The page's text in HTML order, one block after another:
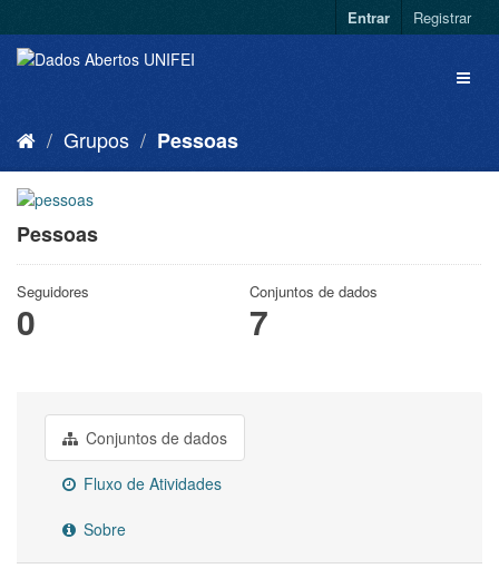
Entrar Registrar
Grupos Pessoas
Pessoas
Seguidores
0
Conjuntos de dados
7
Conjuntos de dados
Fluxo de Atividades
Sobre